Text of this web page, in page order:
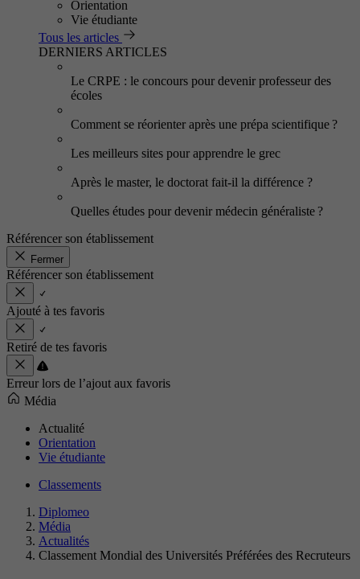
Orientation
Vie étudiante
Tous les articles
DERNIERS ARTICLES
Le CRPE : le concours pour devenir professeur des
écoles
Comment se réorienter après une prépa scientifique ?
Les meilleurs sites pour apprendre le grec
Après le master, le doctorat fait-il la différence ?
Quelles études pour devenir médecin généraliste ?
Référencer son établissement
Fermer
Référencer son établissement
Ajouté à tes favoris
Retiré de tes favoris
Erreur lors de l’ajout aux favoris
Média
Actualité
Orientation
Vie étudiante
Classements
Diplomeo
Média
Actualités
Classement Mondial des Universités Préférées des Recruteurs